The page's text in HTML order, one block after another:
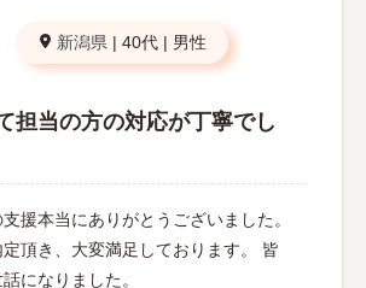
新潟県 | 40代 | 男性
担当の方の対応が丁寧でし
援本当にありがとうございました。
頂き、大変満足しております。 皆
になりました。